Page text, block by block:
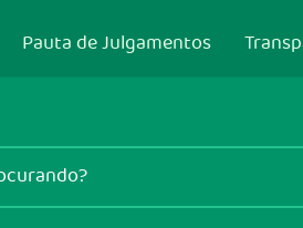
Pauta de Julgamentos